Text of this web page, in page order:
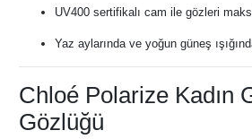
UV400 sertifikalı cam ile gözleri
Yaz aylarında ve yoğun güneş
Chloé Polarize Kadın
Gözlüğü